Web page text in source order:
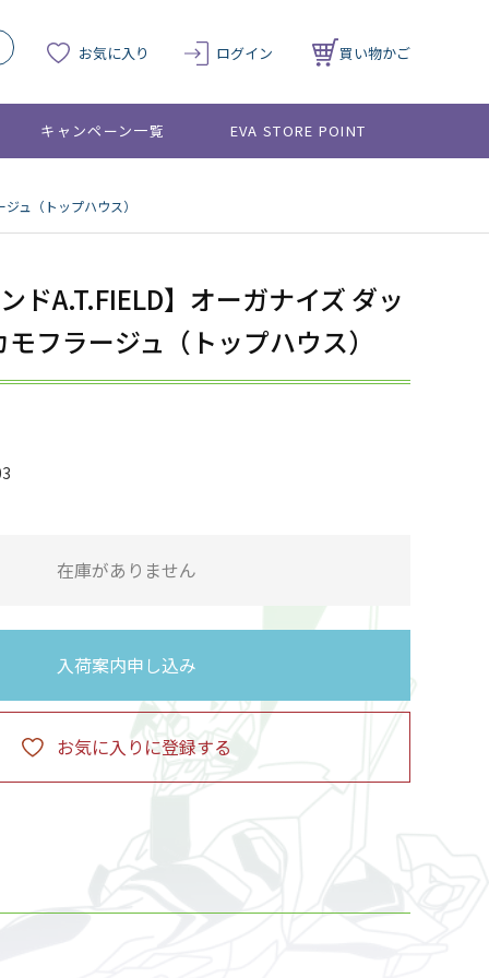
お気に入り ログイン 買い物かご
キャンペーン一覧 EVA STORE POINT
ュ（トップハウス）
ドA.T.FIELD】オーガナイズ ダッ
フラージュ（トップハウス）
在庫がありません
入荷案内申し込み
お気に入りに登録する